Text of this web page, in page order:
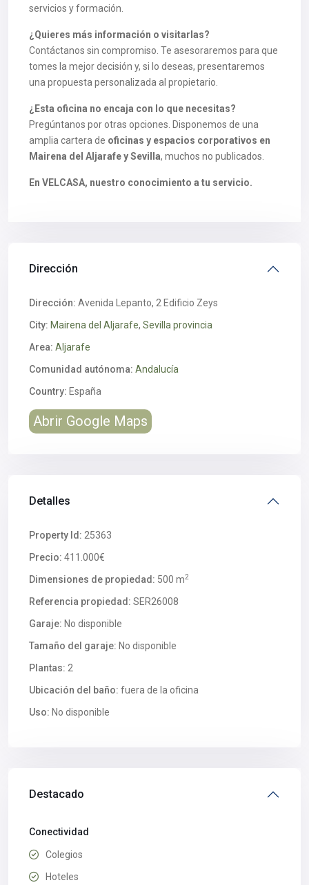
servicios y formación.
¿Quieres más información o visitarlas?
Contáctanos sin compromiso. Te asesoraremos para que
tomes la mejor decisión y, si lo deseas, presentaremos
una propuesta personalizada al propietario.
¿Esta oficina no encaja con lo que necesitas?
Pregúntanos por otras opciones. Disponemos de una
amplia cartera de oficinas y espacios corporativos en
Mairena del Aljarafe y Sevilla, muchos no publicados.
En VELCASA, nuestro conocimiento a tu servicio.
Dirección
Dirección: Avenida Lepanto, 2 Edificio Zeys
City: Mairena del Aljarafe, Sevilla provincia
Area: Aljarafe
Comunidad autónoma: Andalucía
Country: España
Abrir Google Maps
Detalles
Property Id: 25363
Precio: 411.000€
Dimensiones de propiedad: 500 m2
Referencia propiedad: SER26008
Garaje: No disponible
Tamaño del garaje: No disponible
Plantas: 2
Ubicación del baño: fuera de la oficina
Uso: No disponible
Destacado
Conectividad
Colegios
Hoteles